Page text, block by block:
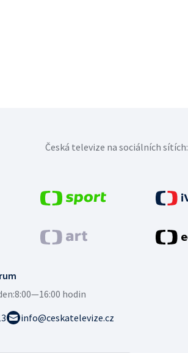
8:00—16:00 hodin
info@ceskatelevize.cz
Česká televize na sociálních sítích: